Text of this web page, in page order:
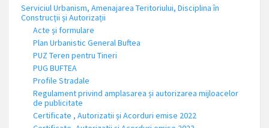
Serviciul Urbanism, Amenajarea Teritoriului, Disciplina în
Construcții și Autorizații
Acte și formulare
Plan Urbanistic General Buftea
PUZ Teren pentru Tineri
PUG BUFTEA
Profile Stradale
Regulament privind amplasarea și autorizarea mijloacelor
de publicitate
Certificate , Autorizatii și Acorduri emise 2022